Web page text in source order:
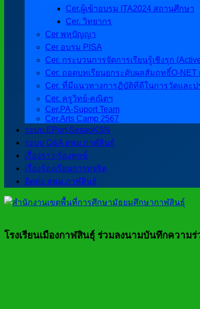
Cer.ผู้เข้าอบรม ITA2024 สถานศึกษา
Cer. วิทยากร
Cer พหุปัญญา
Cer อบรม PISA
Cer. กระบวนการจัดการเรียนรู้เชิงรุก
Cer. ถอดบทเรียนยกระดับผลสัมฤทธิ์O-NET
Cer. ที่มีแนวทางการฏิบัติที่ดีในการวัดและป
Cer. ครูวิทย์-คณิตฯ
Cer.PA-Suport Team
Cer.Arts Camp 2567
ระบบ EPort-SesaoKSN
ระบบ Q&A สพม.กาฬสินธุ์
เรื่องราว-ร้องทุกข์
เรื่องร้องเรียนการทุจริต
ติดต่อ สพม.กาฬสินธุ์
โรงเรียนเมืองกาฬสินธุ์ ร่วมลงนามบันทึกควา